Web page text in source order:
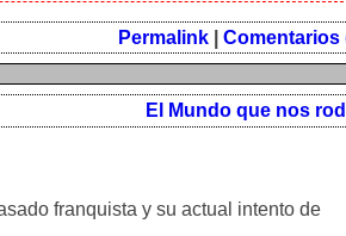
Permalink Comentarios
El Mundo que nos
franquista y su actual intento de